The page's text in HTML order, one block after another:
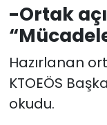
-Ortak
Hazırlanan
KTOEÖS
okudu.